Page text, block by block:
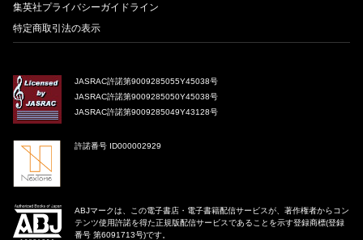
集英社プライバシーガイドライン
特定商取引法の表示
JASRAC許諾第9009285055Y45038号
JASRAC許諾第9009285050Y45038号
JASRAC許諾第9009285049Y43128号
許諾番号 ID000002929
ABJマークは、この電子書店・電子書籍配信サービスが、著作権者からコン
テンツ使用許諾を得た正規版配信サービスであることを示す登録商標(登録
番号 第6091713号)です。